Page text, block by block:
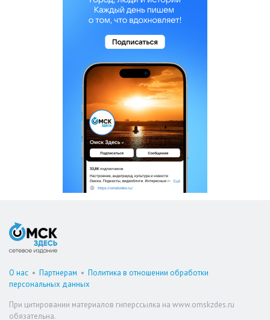
О нас • Партнерам • Политика в отношении обработки
персональных данных
При цитировании материалов гиперссылка на www.omskzdes.ru
обязательна.